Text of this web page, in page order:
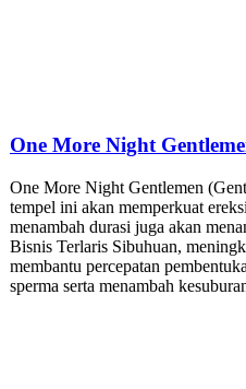
One More Night
One More Night Gentlemen
tempel ini akan memperkuat
menambah durasi juga akan
Bisnis Terlaris Sibuhuan,
membantu percepatan
sperma serta menambah